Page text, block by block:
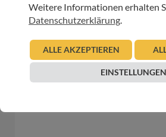
05.11.2025
Urban Regensburger
HOSPIZ WELTWEIT
Weitere Informationen erhalten
Datenschutzerklärung
ALLE AKZEPTIEREN
EINSTELLUNGEN